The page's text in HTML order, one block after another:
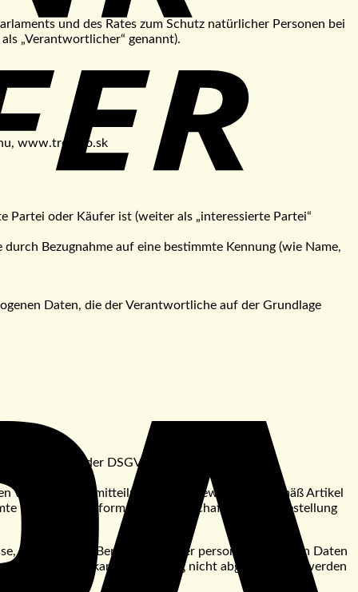
und des Rates zum Schutz natürlicher Personen bei
„Verantwortlicher“ genannt).
www.tropiko.sk
oder Käufer ist (weiter als „interessierte Partei“
Bezugnahme auf eine bestimmte Kennung (wie Name,
Daten, die der Verantwortliche auf der Grundlage
Buchstabe b der DSGVO.
von Geschäftsmitteilungen und Newslettern) gemäß Artikel
Dienste der Informationsgesellschaft bei Nichtbestellung
Kontakt). Die Bereitstellung der personenbezogenen Daten
Daten kann der Vertrag nicht abgeschlossen werden